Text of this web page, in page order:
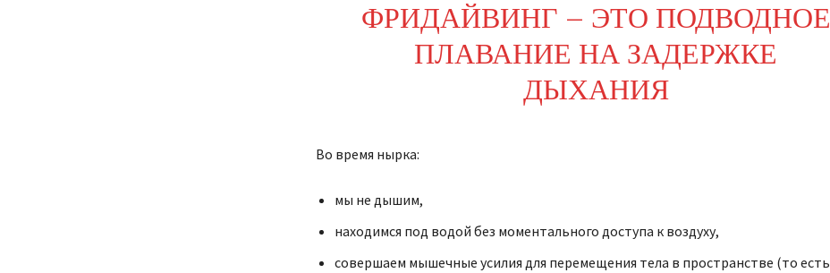
ФРИДАЙВИНГ – ЭТО ПОДВОДНОЕ
ПЛАВАНИЕ НА ЗАДЕРЖКЕ
ДЫХАНИЯ
Во время нырка:
мы не дышим,
находимся под водой без моментального доступа к воздуху,
совершаем мышечные усилия для перемещения тела в пространстве (то есть